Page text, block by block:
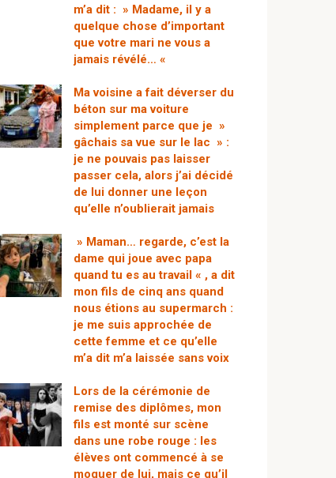
m’a dit : » Madame, il y a
quelque chose d’important
que votre mari ne vous a
jamais révélé… «
Ma voisine a fait déverser du
béton sur ma voiture
simplement parce que je »
gâchais sa vue sur le lac » :
je ne pouvais pas laisser
passer cela, alors j’ai décidé
de lui donner une leçon
qu’elle n’oublierait jamais
» Maman… regarde, c’est la
dame qui joue avec papa
quand tu es au travail « , a dit
mon fils de cinq ans quand
nous étions au supermarch :
je me suis approchée de
cette femme et ce qu’elle
m’a dit m’a laissée sans voix
Lors de la cérémonie de
remise des diplômes, mon
fils est monté sur scène
dans une robe rouge : les
élèves ont commencé à se
moquer de lui, mais ce qu’il